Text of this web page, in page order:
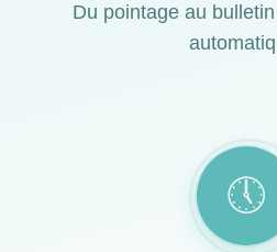
Du pointage au
🕔